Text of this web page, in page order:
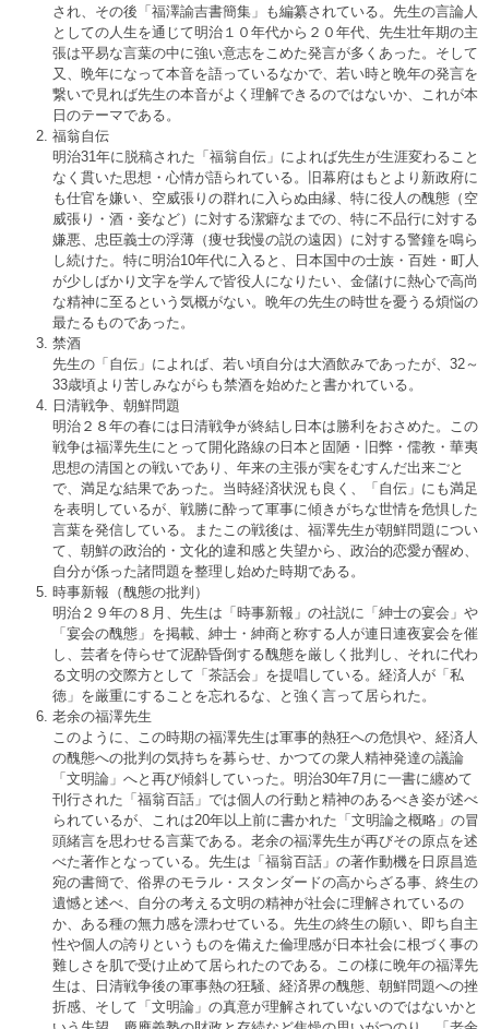
され、その後「福澤諭吉書簡集」も編纂されている。先生の言論人
としての人生を通じて明治１０年代から２０年代、先生壮年期の主
張は平易な言葉の中に強い意志をこめた発言が多くあった。そして
又、晩年になって本音を語っているなかで、若い時と晩年の発言を
繋いで見れば先生の本音がよく理解できるのではないか、これが本
日のテーマである。
福翁自伝
明治31年に脱稿された「福翁自伝」によれば先生が生涯変わること
なく貫いた思想・心情が語られている。旧幕府はもとより新政府に
も仕官を嫌い、空威張りの群れに入らぬ由縁、特に役人の醜態（空
威張り・酒・妾など）に対する潔癖なまでの、特に不品行に対する
嫌悪、忠臣義士の浮薄（痩せ我慢の説の遠因）に対する警鐘を鳴ら
し続けた。特に明治10年代に入ると、日本国中の士族・百姓・町人
が少しばかり文字を学んで皆役人になりたい、金儲けに熱心で高尚
な精神に至るという気概がない。晩年の先生の時世を憂うる煩悩の
最たるものであった。
禁酒
先生の「自伝」によれば、若い頃自分は大酒飲みであったが、32～
33歳頃より苦しみながらも禁酒を始めたと書かれている。
日清戦争、朝鮮問題
明治２８年の春には日清戦争が終結し日本は勝利をおさめた。この
戦争は福澤先生にとって開化路線の日本と固陋・旧弊・儒教・華夷
思想の清国との戦いであり、年来の主張が実をむすんだ出来ごと
で、満足な結果であった。当時経済状況も良く、「自伝」にも満足
を表明しているが、戦勝に酔って軍事に傾きがちな世情を危惧した
言葉を発信している。またこの戦後は、福澤先生が朝鮮問題につい
て、朝鮮の政治的・文化的違和感と失望から、政治的恋愛が醒め、
自分が係った諸問題を整理し始めた時期である。
時事新報（醜態の批判）
明治２９年の８月、先生は「時事新報」の社説に「紳士の宴会」や
「宴会の醜態」を掲載、紳士・紳商と称する人が連日連夜宴会を催
し、芸者を侍らせて泥酔昏倒する醜態を厳しく批判し、それに代わ
る文明の交際方として「茶話会」を提唱している。経済人が「私
徳」を厳重にすることを忘れるな、と強く言って居られた。
老余の福澤先生
このように、この時期の福澤先生は軍事的熱狂への危惧や、経済人
の醜態への批判の気持ちを募らせ、かつての衆人精神発達の議論
「文明論」へと再び傾斜していった。明治30年7月に一書に纏めて
刊行された「福翁百話」では個人の行動と精神のあるべき姿が述べ
られているが、これは20年以上前に書かれた「文明論之概略」の冒
頭緒言を思わせる言葉である。老余の福澤先生が再びその原点を述
べた著作となっている。先生は「福翁百話」の著作動機を日原昌造
宛の書簡で、俗界のモラル・スタンダードの高からざる事、終生の
遺憾と述べ、自分の考える文明の精神が社会に理解されているの
か、ある種の無力感を漂わせている。先生の終生の願い、即ち自主
性や個人の誇りというものを備えた倫理感が日本社会に根づく事の
難しさを肌で受け止めて居られたのである。この様に晩年の福澤先
生は、日清戦争後の軍事熱の狂騒、経済界の醜態、朝鮮問題への挫
折感、そして「文明論」の真意が理解されていないのではないかと